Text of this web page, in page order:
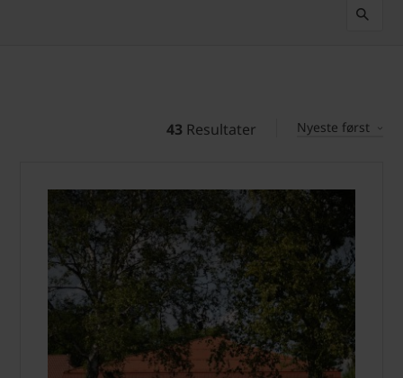
43 Resultater Nyeste først